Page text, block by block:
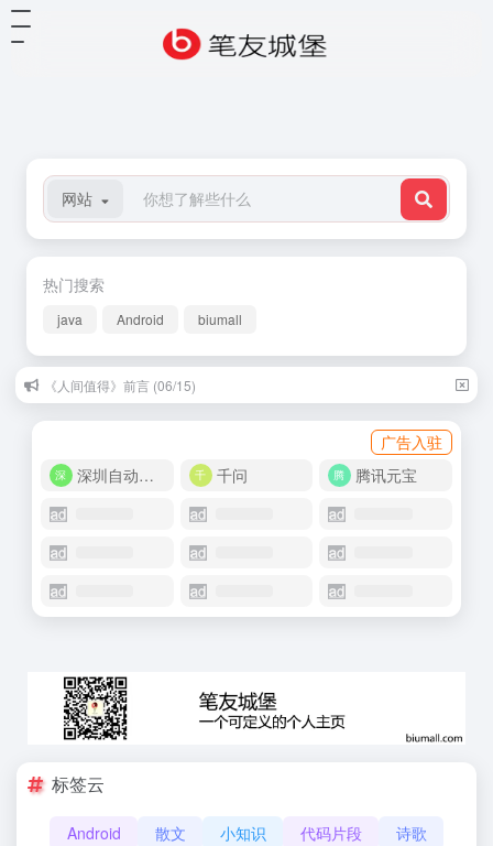
网站
热门搜索
java Android biumall
《人间值得》前言 (06/15)
广告入驻
深圳自动化商城
千问 腾讯元宝
标签云
Android 散文 小知识 代码片段
诗歌